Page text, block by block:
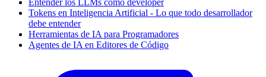
Entender los LLMs como developer
Tokens en Inteligencia Artificial - Lo que todo desarrollador
debe entender
Herramientas de IA para Programadores
Agentes de IA en Editores de Código